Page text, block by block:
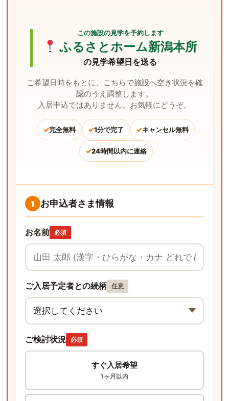
この施設の見学を予約します
ふるさとホーム新潟本所
の見学希望日を送る
ご希望日時をもとに、こちらで施設へ空き状況を確
認のうえ調整します。
入居申込ではありません。お気軽にどうぞ。
✓完全無料 ✓1分で完了 ✓キャンセル無料
✓24時間以内に連絡
1 お申込者さま情報
お名前 必須
ご入居予定者との続柄 任意
ご検討状況 必須
すぐ入居希望
1ヶ月以内